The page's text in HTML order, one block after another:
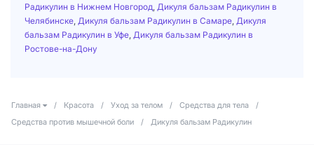
Радикулин в Нижнем Новгород Дикуля бальзам Радикулин в
Челябинске Дикуля бальзам Радикулин в Самаре Дикуля
бальзам Радикулин в Уфе Дикуля бальзам Радикулин в
Ростове-на-Дону
Главная / Красота / Уход за телом / Средства для тела
/
Средства против мышечной боли
/ Дикуля бальзам Радикулин